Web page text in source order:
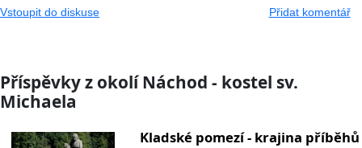
Vstoupit do diskuse Přidat komentář
Příspěvky z okolí Náchod - kostel sv.
Michaela
Kladské pomezí - krajina příběhů